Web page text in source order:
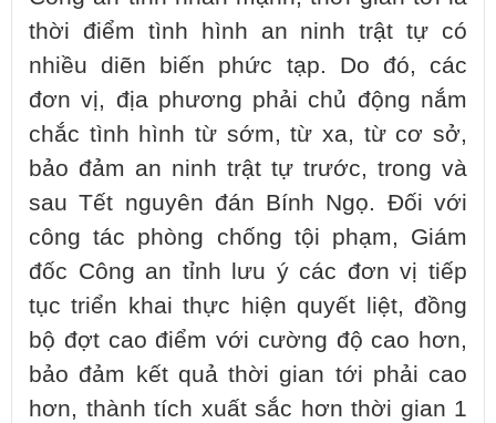
thời điểm tình hình an ninh trật tự có
nhiều diẽn biến phức tạp. Do đó, các
đơn vị, địa phương phải chủ động nắm
chắc tình hình từ sớm, từ xa, từ cơ sở,
bảo đảm an ninh trật tự trước, trong và
sau Tết nguyên đán Bính Ngọ. Đối với
công tác phòng chống tội phạm, Giám
đốc Công an tỉnh lưu ý các đơn vị tiếp
tục triển khai thực hiện quyết liệt, đồng
bộ đợt cao điểm với cường độ cao hơn,
bảo đảm kết quả thời gian tới phải cao
hơn, thành tích xuất sắc hơn thời gian 1